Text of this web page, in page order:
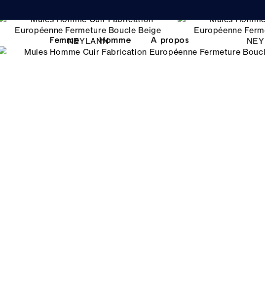
Femme Homme A propos